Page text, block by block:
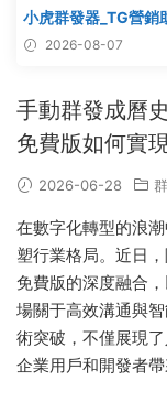
小虎群發器_TG營銷
版_破解版_永久版
2026-08-07
手動群發成曆
免費版如何實
2026-06-28
在數字化轉型的浪
塑行業格局。近日
免費版的深度融合，
場關于高效溝通與
術突破，不僅展現
企業用戶和開發者